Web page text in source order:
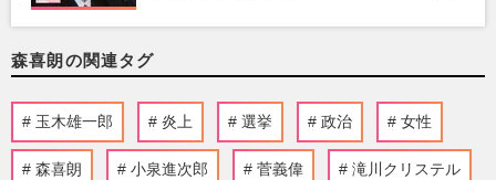
森喜朗の関連タグ
玉木雄一郎 炎上 選挙 政治 女性
森喜朗 小泉進次郎 菅義偉 滝川クリステル